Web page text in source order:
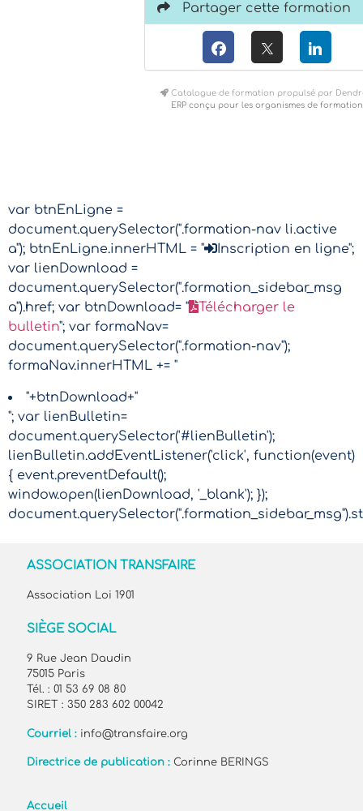
Partager cette formation
Catalogue de formation propulsé par
ERP conçu pour les organismes de formation
var btnEnLigne =
document.querySelector(".formation-nav li.active
a"); btnEnLigne.innerHTML = "
Inscription en ligne";
var lienDownload =
document.querySelector(".formation_sidebar_msg
a").href; var btnDownload= "
Télécharger le
bulletin"; var formaNav=
document.querySelector(".formation-nav");
formaNav.innerHTML += "
"+btnDownload+"
"; var lienBulletin=
document.querySelector('#lienBulletin');
lienBulletin.addEventListener('click', function(event)
{ event.preventDefault();
window.open(lienDownload, '_blank'); });
ASSOCIATION TRANSFAIRE
Association Loi 1901
SIÈGE SOCIAL
9 Rue Jean Daudin
75015 Paris
Tél. : 01 53 69 08 80
SIRET : 350 283 602 00042
Courriel : info@transfaire.org
Directrice de publication :Corinne BERINGS
Accueil